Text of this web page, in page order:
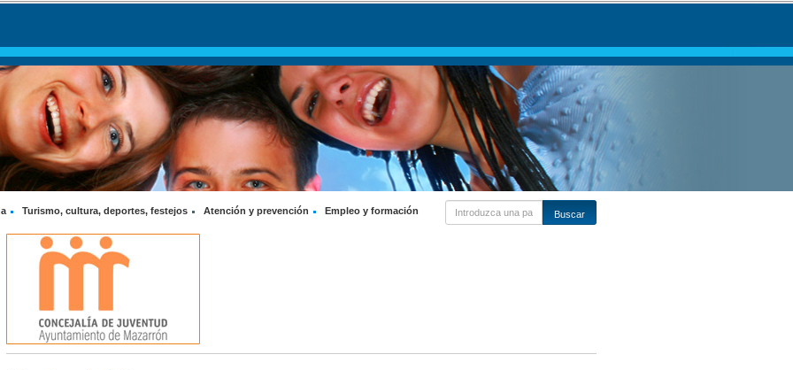
Turismo, cultura, deportes, festejos Atención y prevención Empleo y formación